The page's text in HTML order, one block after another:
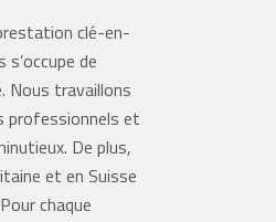
clé-en-
de
Nous travaillons
professionnels et
De plus,
et en Suisse
chaque